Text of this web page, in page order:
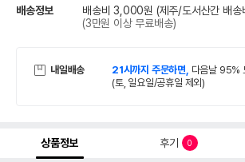
배송정보 배송비 3,000원 (제주/도서산간 배송
(3만원 이상 무료배송)
내일배송 21시까지 주문하면, 다음날 95%
(토, 일요일/공휴일 제외)
상품정보 후기 0